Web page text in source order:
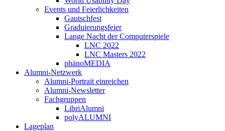
Events und Feierlichkeiten
Gautschfest
Graduierungsfeier
Lange Nacht der Computerspiele
LNC 2022
LNC Masters 2022
phänoMEDIA
Alumni-Netzwerk
Alumni-Portrait einreichen
Alumni-Newsletter
Fachgruppen
LibriAlumni
polyALUMNI
Lageplan